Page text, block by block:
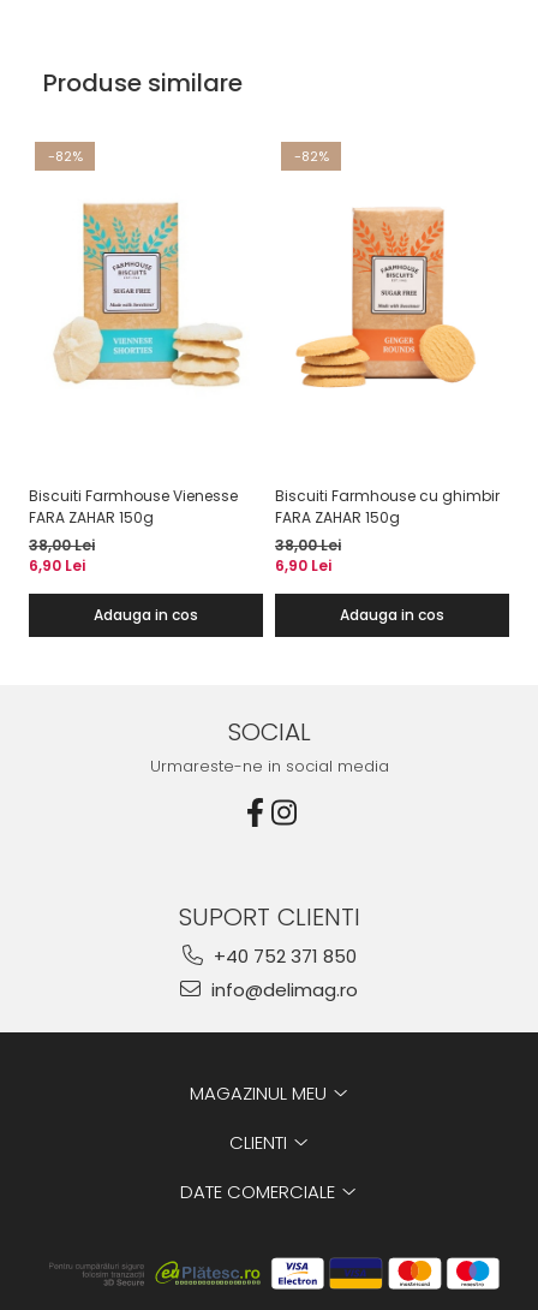
Produse similare
-82%
Biscuiti Farmhouse Vienesse
FARA ZAHAR 150g
38,00 Lei
6,90 Lei
Adauga in cos
-82%
Biscuiti Farmhouse cu ghimbir
FARA ZAHAR 150g
38,00 Lei
6,90 Lei
Adauga in cos
SOCIAL
Urmareste-ne in social media
SUPORT CLIENTI
+40 752 371 850
info@delimag.ro
MAGAZINUL MEU
CLIENTI
DATE COMERCIALE